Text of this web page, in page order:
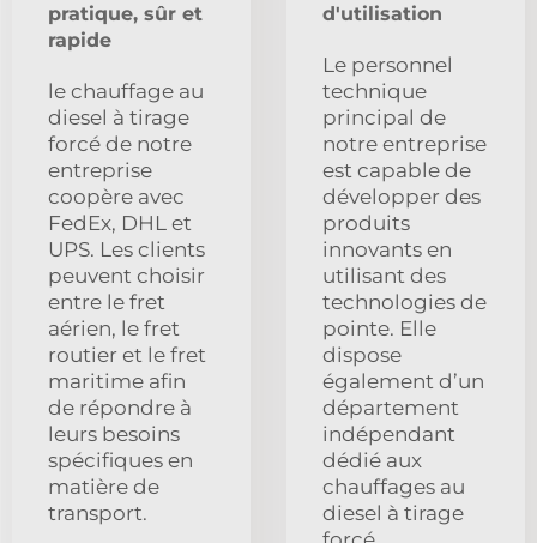
pratique, sûr et
rapide
le chauffage au
diesel à tirage
forcé de notre
entreprise
coopère avec
FedEx, DHL et
UPS. Les clients
peuvent choisir
entre le fret
aérien, le fret
routier et le fret
maritime afin
de répondre à
leurs besoins
spécifiques en
matière de
transport.
d'utilisation
Le personnel
technique
principal de
notre entreprise
est capable de
développer des
produits
innovants en
utilisant des
technologies de
pointe. Elle
dispose
également d’un
département
indépendant
dédié aux
chauffages au
diesel à tirage